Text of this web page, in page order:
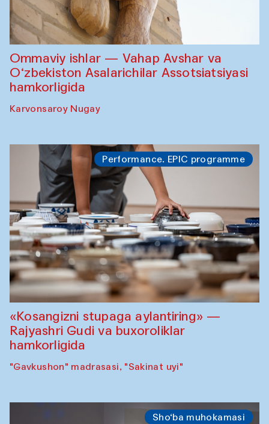
Ommaviy ishlar — Vahap Avshar va
O‘zbekiston Asalarichilar Assotsiatsiyasi
hamkorligida
Karvonsaroy Nugay
Performance. EPIC programme
«Kosangizni stupaga aylantiring» —
Rajyashri Gudi va buxoroliklar
hamkorligida
"Gavkushon" madrasasi, "Sakinat uyi"
Sho‘ba muhokamasi